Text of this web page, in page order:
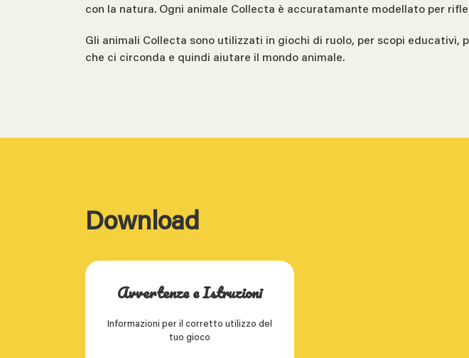
con la natura. Ogni animale Collecta è accuratamante modellato per
Gli animali Collecta sono utilizzati in giochi di ruolo, per scopi educativi,
che ci circonda e quindi aiutare il mondo animale.
Download
Avvertenze e Istruzioni
Informazioni per il corretto utilizzo del
tuo gioco